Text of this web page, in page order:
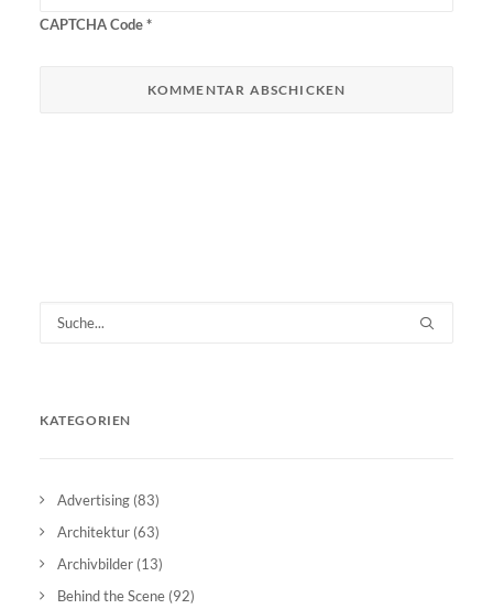
CAPTCHA Code*
KATEGORIEN
Advertising (83)
Architektur (63)
Archivbilder (13)
Behind the Scene (92)